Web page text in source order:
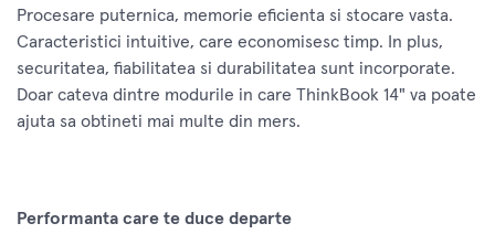
Procesare puternica, memorie eficienta si stocare vasta.
Caracteristici intuitive, care economisesc timp. In plus,
securitatea, fiabilitatea si durabilitatea sunt incorporate.
Doar cateva dintre modurile in care ThinkBook 14" va poate
ajuta sa obtineti mai multe din mers.
Performanta care te duce departe